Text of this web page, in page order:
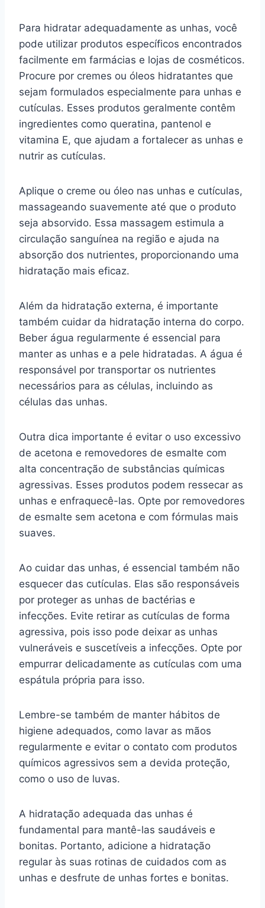
Para hidratar adequadamente as unhas, você
pode utilizar produtos específicos encontrados
facilmente em farmácias e lojas de cosméticos.
Procure por cremes ou óleos hidratantes que
sejam formulados especialmente para unhas e
cutículas. Esses produtos geralmente contêm
ingredientes como queratina, pantenol e
vitamina E, que ajudam a fortalecer as unhas e
nutrir as cutículas.
Aplique o creme ou óleo nas unhas e cutículas,
massageando suavemente até que o produto
seja absorvido. Essa massagem estimula a
circulação sanguínea na região e ajuda na
absorção dos nutrientes, proporcionando uma
hidratação mais eficaz.
Além da hidratação externa, é importante
também cuidar da hidratação interna do corpo.
Beber água regularmente é essencial para
manter as unhas e a pele hidratadas. A água é
responsável por transportar os nutrientes
necessários para as células, incluindo as
células das unhas.
Outra dica importante é evitar o uso excessivo
de acetona e removedores de esmalte com
alta concentração de substâncias químicas
agressivas. Esses produtos podem ressecar as
unhas e enfraquecê-las. Opte por removedores
de esmalte sem acetona e com fórmulas mais
suaves.
Ao cuidar das unhas, é essencial também não
esquecer das cutículas. Elas são responsáveis
por proteger as unhas de bactérias e
infecções. Evite retirar as cutículas de forma
agressiva, pois isso pode deixar as unhas
vulneráveis e suscetíveis a infecções. Opte por
empurrar delicadamente as cutículas com uma
espátula própria para isso.
Lembre-se também de manter hábitos de
higiene adequados, como lavar as mãos
regularmente e evitar o contato com produtos
químicos agressivos sem a devida proteção,
como o uso de luvas.
A hidratação adequada das unhas é
fundamental para mantê-las saudáveis e
bonitas. Portanto, adicione a hidratação
regular às suas rotinas de cuidados com as
unhas e desfrute de unhas fortes e bonitas.